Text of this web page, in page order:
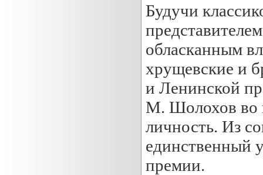
Будучи
обласканным
хрущевские и
и Ленинской
М. Шолохов во
личность. Из
единственный
премии.